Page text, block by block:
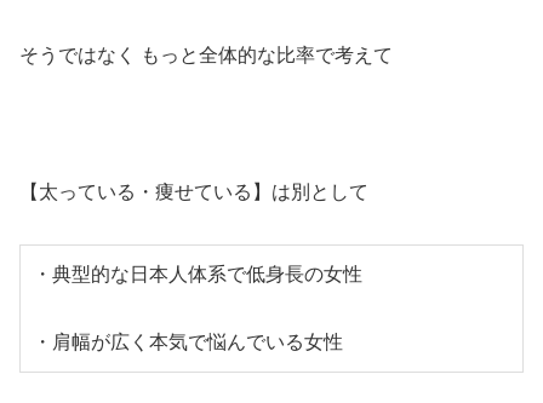
そうではなく もっと全体的な比率で考えて
【太っている・痩せている】は別として
・典型的な日本人体系で低身長の女性
・肩幅が広く本気で悩んでいる女性